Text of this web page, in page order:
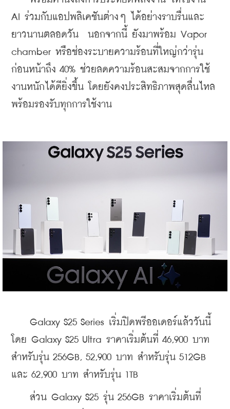
AI ร่วมกับแอปพลิเคชันต่างๆ ได้อย่างราบรื่นและ
ยาวนานตลอดวัน  นอกจากนี้ ยังมาพร้อม Vapor
chamber หรือช่องระบายความร้อนที่ใหญ่กว่ารุ่น
ก่อนหน้าถึง 40% ช่วยลดความร้อนสะสมจากการใช้
งานหนักได้ดียิ่งขึ้น โดยยังคงประสิทธิภาพสุดลื่นไหล
พร้อมรองรับทุกการใช้งาน
Galaxy S25 Series เริ่มปิดพรีออเดอร์แล้ววันนี้
โดย Galaxy S25 Ultra ราคาเริ่มต้นที่ 46,900 บาท
สำหรับรุ่น 256GB, 52,900 บาท สำหรับรุ่น 512GB
และ 62,900 บาท สำหรับรุ่น 1TB
ส่วน Galaxy S25 รุ่น 256GB ราคาเริ่มต้นที่